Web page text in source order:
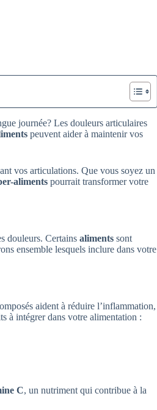
journée? Les douleurs articulaires
peuvent aider à maintenir vos
vos articulations. Que vous soyez un
aliments pourrait transformer votre
douleurs. Certains aliments sont
ensemble lesquels inclure dans votre
aident à réduire l’inflammation,
à intégrer dans votre alimentation :
C, un nutriment qui contribue à la